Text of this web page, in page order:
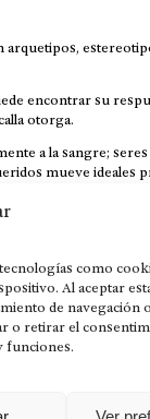
como
Al aceptar
de navegación
o retirar el
funciones.
arquetipos,
encontrar su
otorga.
a la sangre;
mueve ideales
MISIÓN VISIÓN